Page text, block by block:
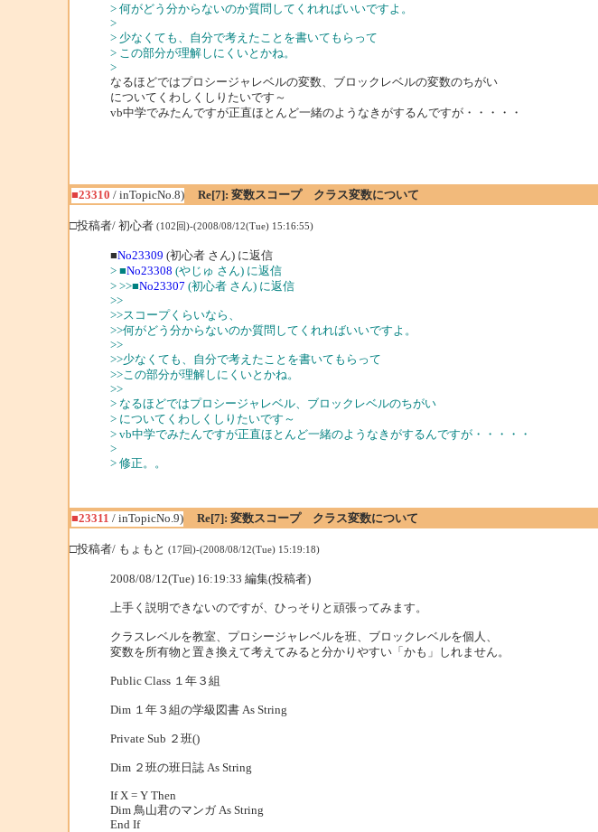
> 何がどう分からないのか質問してくれればいいですよ。
>
> 少なくても、自分で考えたことを書いてもらって
> この部分が理解しにくいとかね。
>
なるほどではプロシージャレベルの変数、ブロックレベルの変数のちがい
についてくわしくしりたいです～
vb中学でみたんですが正直ほとんど一緒のようなきがするんですが・・・・・
■23310 / inTopicNo.8)
Re[7]: 変数スコープ クラス変数について
□投稿者/ 初心者 (102回)-(2008/08/12(Tue) 15:16:55)
■No23309 (初心者 さん) に返信
> ■No23308 (やじゅ さん) に返信
> >>■No23307 (初心者 さん) に返信
>>
>>スコープくらいなら、
>>何がどう分からないのか質問してくれればいいですよ。
>>
>>少なくても、自分で考えたことを書いてもらって
>>この部分が理解しにくいとかね。
>>
> なるほどではプロシージャレベル、ブロックレベルのちがい
> についてくわしくしりたいです～
> vb中学でみたんですが正直ほとんど一緒のようなきがするんですが・・・・・
>
> 修正。。
■23311 / inTopicNo.9)
Re[7]: 変数スコープ クラス変数について
□投稿者/ もょもと (17回)-(2008/08/12(Tue) 15:19:18)
2008/08/12(Tue) 16:19:33 編集(投稿者)
上手く説明できないのですが、ひっそりと頑張ってみます。
クラスレベルを教室、プロシージャレベルを班、ブロックレベルを個人、
変数を所有物と置き換えて考えてみると分かりやすい「かも」しれません。
Public Class １年３組
Dim １年３組の学級図書 As String
Private Sub ２班()
Dim ２班の班日誌 As String
If X = Y Then
Dim 鳥山君のマンガ As String
End If